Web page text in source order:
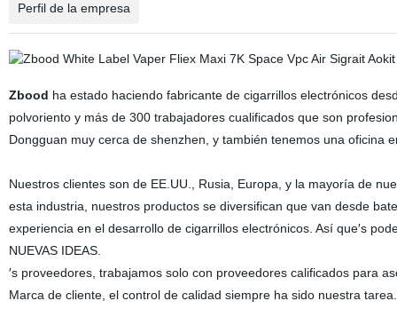
Perfil de la empresa
Zbood ha estado haciendo fabricante de cigarrillos electrónicos
polvoriento y más de 300 trabajadores cualificados que son
Dongguan muy cerca de shenzhen, y también tenemos una oficina
Nuestros clientes son de EE.UU., Rusia, Europa, y la mayoría de
esta industria, nuestros productos se diversifican que van desde
experiencia en el desarrollo de cigarrillos electrónicos. Así que′s
NUEVAS IDEAS.
′s proveedores, trabajamos solo con proveedores calificados para
Marca de cliente, el control de calidad siempre ha sido nuestra